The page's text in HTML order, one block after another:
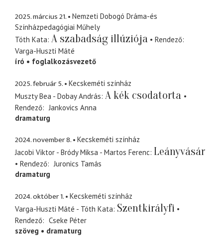
2025. március 21.
Nemzeti Dobogó Dráma-és
Színházpedagógiai Műhely
Tóth Kata A szabadság illúziója
Rendező
Varga-Huszti Máté
író
foglalkozásvezető
2025. február 5.
Kecskeméti színház
Muszty Bea - Dobay András A kék csodatorta
Rendező
Jankovics Anna
dramaturg
2024. november 8.
Kecskeméti színház
Jacobi Viktor - Bródy Miksa - Martos Ferenc Leányvásár
Rendező
Juronics Tamás
dramaturg
2024. október 1.
Kecskeméti színház
Varga-Huszti Máté - Tóth Kata Szentkirályfi
Rendező
Cseke Péter
szöveg
dramaturg